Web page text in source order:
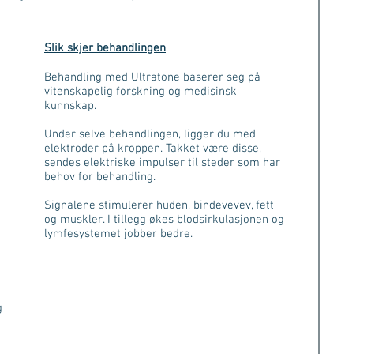
Slik skjer behandlingen
Behandling med Ultratone baserer seg på
vitenskapelig forskning og medisinsk
kunnskap.
Under selve behandlingen, ligger du med
elektroder på kroppen. Takket være disse,
sendes elektriske impulser til steder som har
behov for behandling.
Signalene stimulerer huden, bindevevev, fett
og muskler. I tillegg økes blodsirkulasjonen og
lymfesystemet jobber bedre.